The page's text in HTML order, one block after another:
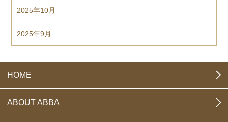
2025年10月
2025年9月
HOME
ABOUT ABBA